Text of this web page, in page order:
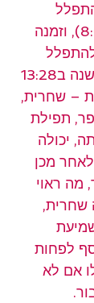
תפילת מוסף (משעה 8:00), וזמנה
– שחרית,
תפילת
יכולה
מכן
מה ראוי
שחרית,
לפחות
אם לא